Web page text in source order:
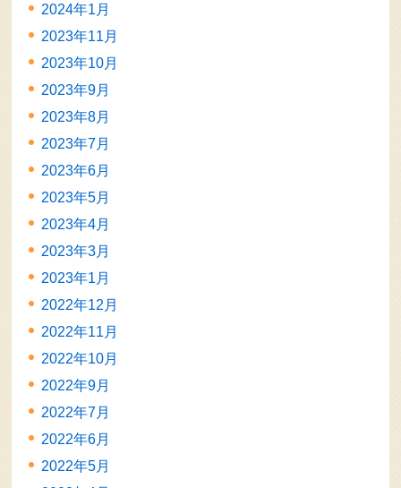
2024年1月
2023年11月
2023年10月
2023年9月
2023年8月
2023年7月
2023年6月
2023年5月
2023年4月
2023年3月
2023年1月
2022年12月
2022年11月
2022年10月
2022年9月
2022年7月
2022年6月
2022年5月